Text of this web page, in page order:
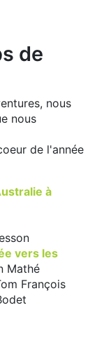
de
nous
nous
de l'année
à
vers les
Mathé
François